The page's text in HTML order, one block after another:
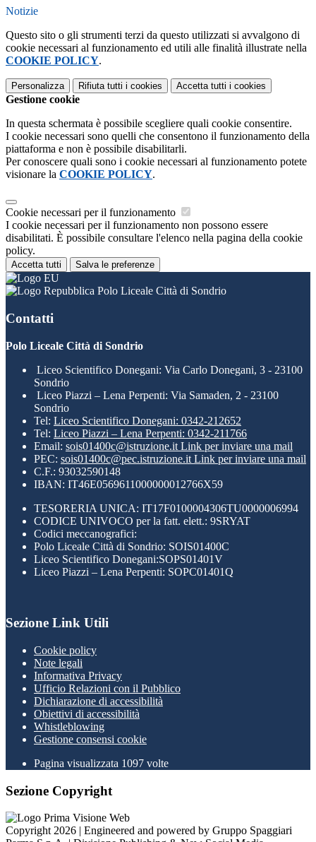
Notizie
Questo sito o gli strumenti terzi da questo utilizzati si avvalgono di
cookie necessari al funzionamento ed utili alle finalità illustrate nella
COOKIE POLICY.
Personalizza Rifiuta tutti i cookies Accetta tutti i cookies
Gestione cookie
In questa schermata è possibile scegliere quali cookie consentire.
I cookie necessari sono quelli che consentono il funzionamento della
piattaforma e non è possibile disabilitarli.
Per conoscere quali sono i cookie necessari al funzionamento potete
visionare la COOKIE POLICY.
Cookie necessari per il funzionamento
I cookie necessari per il funzionamento non possono essere
disabilitati. È possibile consultare l'elenco nella pagina della cookie
policy.
Accetta tutti Salva le preferenze
Polo Liceale Città di Sondrio
Contatti
Polo Liceale Città di Sondrio
Liceo Scientifico Donegani: Via Carlo Donegani, 3 - 23100
Sondrio
Liceo Piazzi – Lena Perpenti: Via Samaden, 2 - 23100
Sondrio
Tel: Liceo Scientifico Donegani: 0342-212652
Tel: Liceo Piazzi – Lena Perpenti: 0342-211766
Email: sois01400c@istruzione.it Link per inviare una mail
PEC: sois01400c@pec.istruzione.it Link per inviare una mail
C.F.: 93032590148
IBAN: IT46E0569611000000012766X59
TESORERIA UNICA: IT17F0100004306TU0000006994
CODICE UNIVOCO per la fatt. elett.: 9SRYAT
Codici meccanografici:
Polo Liceale Città di Sondrio: SOIS01400C
Liceo Scientifico Donegani:SOPS01401V
Liceo Piazzi – Lena Perpenti: SOPC01401Q
Sezione Link Utili
Cookie policy
Note legali
Informativa Privacy
Ufficio Relazioni con il Pubblico
Dichiarazione di accessibilità
Obiettivi di accessibilità
Whistleblowing
Gestione consensi cookie
Pagina visualizzata 1097 volte
Sezione Copyright
Copyright 2026 | Engineered and powered by Gruppo Spaggiari